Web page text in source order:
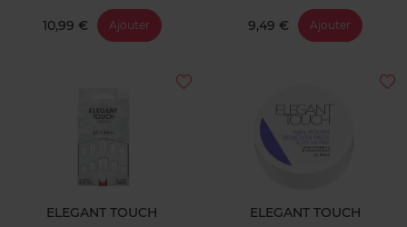
10,99 € Ajouter 9,49 € Ajouter
ELEGANT TOUCH ELEGANT TOUCH